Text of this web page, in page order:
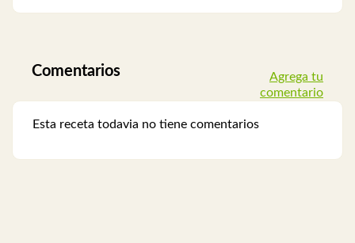
Comentarios
Agrega tu
comentario
Esta receta todavia no tiene comentarios